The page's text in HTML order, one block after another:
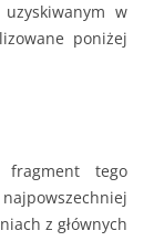
w
poniżej
fragment tego
z głównych